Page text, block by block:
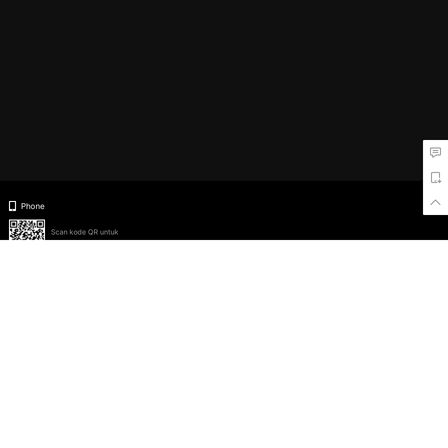
Phone
Scan kode QR untuk
mengunduh sekarang!